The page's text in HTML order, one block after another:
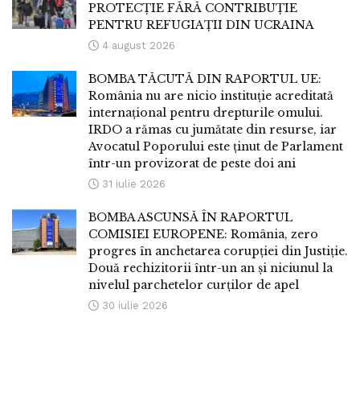
PROTECȚIE FĂRĂ CONTRIBUȚIE
PENTRU REFUGIAȚII DIN UCRAINA
4 august 2026
BOMBA TĂCUTĂ DIN RAPORTUL UE:
România nu are nicio instituție acreditată
internațional pentru drepturile omului.
IRDO a rămas cu jumătate din resurse, iar
Avocatul Poporului este ținut de Parlament
într-un provizorat de peste doi ani
31 iulie 2026
BOMBA ASCUNSĂ ÎN RAPORTUL
COMISIEI EUROPENE: România, zero
progres în anchetarea corupției din Justiție.
Două rechizitorii într-un an și niciunul la
nivelul parchetelor curților de apel
30 iulie 2026